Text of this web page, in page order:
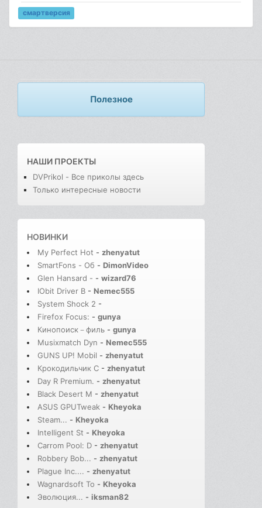
смартверсия
Полезное
НАШИ ПРОЕКТЫ
DVPrikol - Все приколы здесь
Только интересные новости
НОВИНКИ
My Perfect Hot - zhenyatut
SmartFons - Об - DimonVideo
Glen Hansard - - wizard76
IObit Driver B - Nemec555
System Shock 2 -
Firefox Focus: - gunya
Кинопоиск－филь - gunya
Musixmatch Dyn - Nemec555
GUNS UP! Mobil - zhenyatut
Крокодильчик С - zhenyatut
Day R Premium. - zhenyatut
Black Desert M - zhenyatut
ASUS GPUTweak - Kheyoka
Steam... - Kheyoka
Intelligent St - Kheyoka
Carrom Pool: D - zhenyatut
Robbery Bob... - zhenyatut
Plague Inc.... - zhenyatut
Wagnardsoft To - Kheyoka
Эволюция... - iksman82